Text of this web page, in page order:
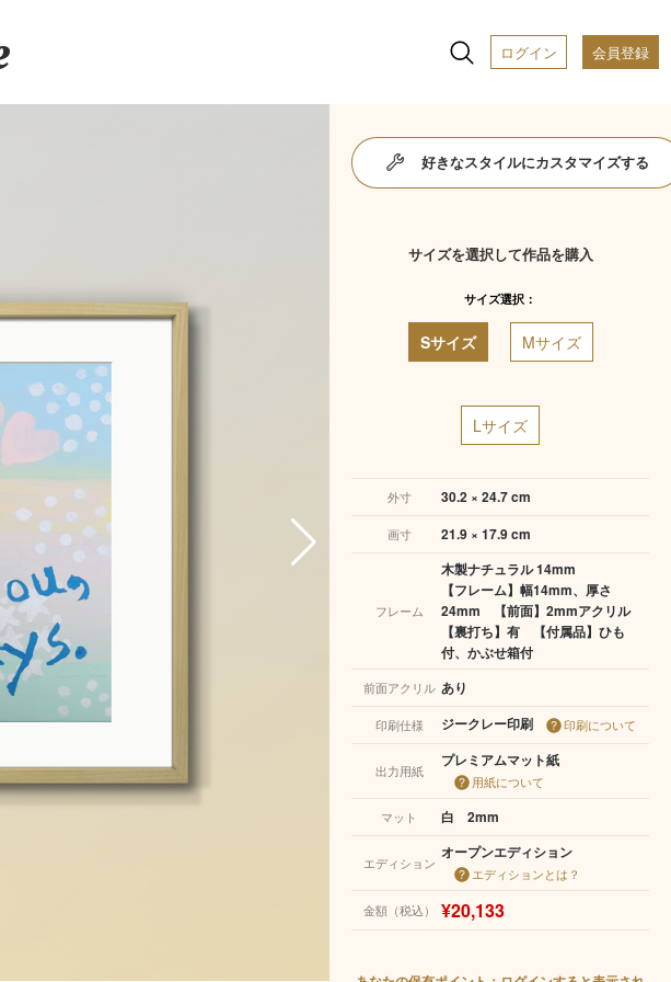
ログイン 会員登録
好きなスタイルにカスタマイズする
サイズを選択して作品を購入
サイズ選択：
Sサイズ Mサイズ
Lサイズ
外寸 30.2 × 24.7 cm
画寸 21.9 × 17.9 cm
フレーム
木製ナチュラル 14mm
【フレーム】幅14mm、厚さ
24mm 【前面】2mmアクリル
【裏打ち】有 【付属品】ひも
付、かぶせ箱付
前面アクリル あり
印刷仕様 ジークレー印刷 印刷について
出力用紙
プレミアムマット紙
用紙について
マット
白 2mm
エディション
オープンエディション
エディションとは？
金額（税込） ¥20,133